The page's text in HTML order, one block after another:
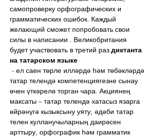
самопроверку орфографических и
грамматических ошибок. Каждый
желающий сможет попробовать свои
силы в написании . Великобритания
будет участвовать в третий раз.диктанта
на татарском языке
татар телендә компетенциягезне сынау
өчен үткәрелә торган чара. Акциянең
максаты – татар телендә хатасыз язарга
өйрәнүгә кызыксыну уяту, әдәби татар
телен кулланучыларның даирәсен
арттыру, орфографик һәм грамматик